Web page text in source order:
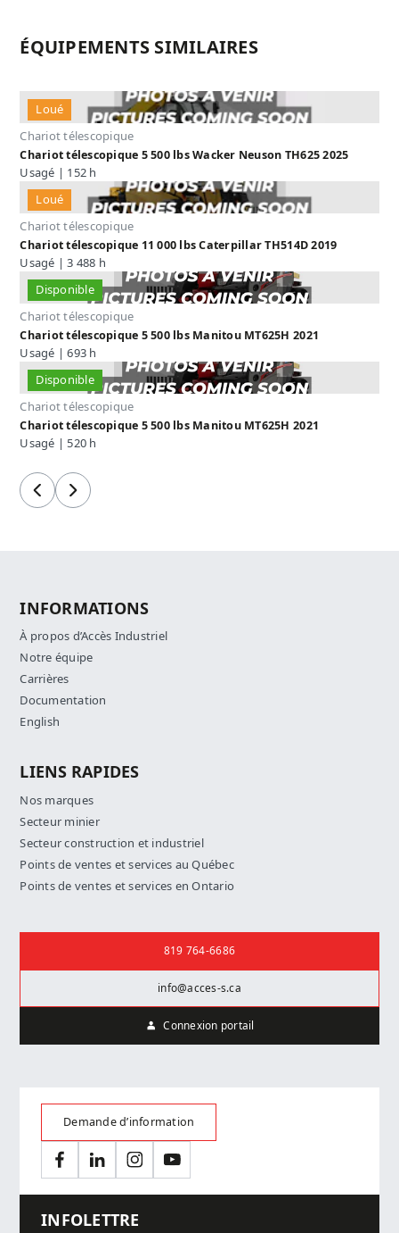
ÉQUIPEMENTS SIMILAIRES
Loué
Chariot télescopique
Chariot télescopique 5 500 lbs Wacker Neuson TH625 2025
Usagé | 152 h
Loué
Chariot télescopique
Chariot télescopique 11 000 lbs Caterpillar TH514D 2019
Usagé | 3 488 h
Disponible
Chariot télescopique
Chariot télescopique 5 500 lbs Manitou MT625H 2021
Usagé | 693 h
Disponible
Chariot télescopique
Chariot télescopique 5 500 lbs Manitou MT625H 2021
Usagé | 520 h
PrécédentSuivant
INFORMATIONS
À propos d’Accès Industriel
Notre équipe
Carrières
Documentation
English
LIENS RAPIDES
Nos marques
Secteur minier
Secteur construction et industriel
Points de ventes et services au Québec
Points de ventes et services en Ontario
819 764-6686
info@acces-s.ca
Connexion portail
Demande d’information
FacebookLinkedInInstagramYouTube
INFOLETTRE